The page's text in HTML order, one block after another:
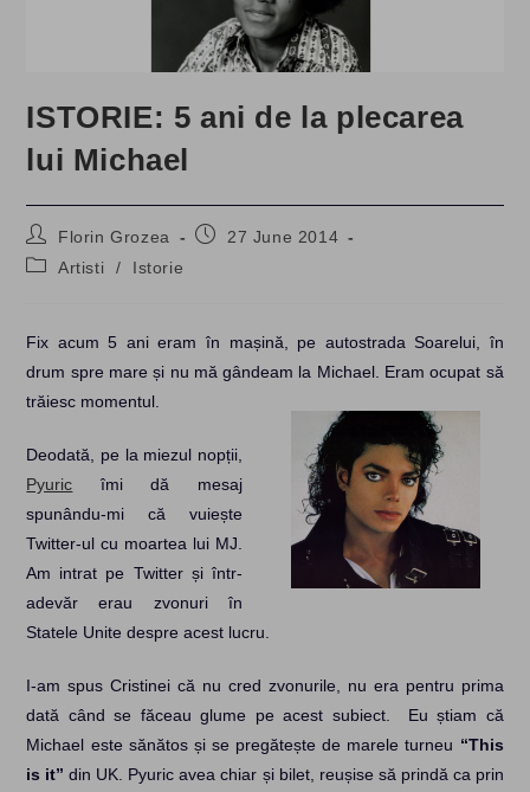
ISTORIE: 5 ani de la plecarea
lui Michael
Post
author:
Florin Grozea
Post27 June 2014
PostArtisti / Istorie
Fix acum 5 ani eram în mașină, pe autostrada Soarelui, în
drum spre mare și nu mă gândeam la Michael. Eram ocupat să
trăiesc momentul.
Deodată, pe la miezul nopții,
Pyuric îmi dă mesaj
spunându-mi că vuiește
Twitter-ul cu moartea lui MJ.
Am intrat pe Twitter și într-
adevăr erau zvonuri în
Statele Unite despre acest lucru.
I-am spus Cristinei că nu cred zvonurile, nu era pentru prima
dată când se făceau glume pe acest subiect. Eu știam că
Michael este sănătos și se pregătește de marele turneu “This
is it” din UK. Pyuric avea chiar și bilet, reușise să prindă ca prin